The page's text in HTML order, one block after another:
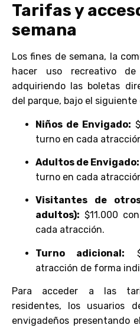
Tarifas y
semana
Los fines de semana, la
hacer uso recreativo
adquiriendo las boletas
del parque, bajo el siguiente
Niños de Envigado:
turno en cada
Adultos de Envigado:
turno en cada
Visitantes de
adultos): $11.000
cada atracción.
Turno adicional:
atracción de forma
Para acceder a las
residentes, los usuarios
envigadeños presentando